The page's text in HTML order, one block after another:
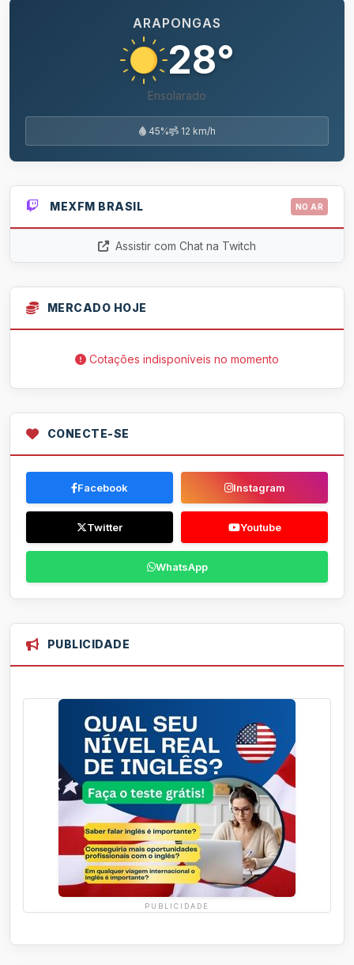
ARAPONGAS
28°
Ensolarado
45% 12 km/h
MEXFM BRASIL NO AR
Assistir com Chat na Twitch
MERCADO HOJE
Cotações indisponíveis no momento
CONECTE-SE
Facebook Instagram
Twitter Youtube
WhatsApp
PUBLICIDADE
PUBLICIDADE